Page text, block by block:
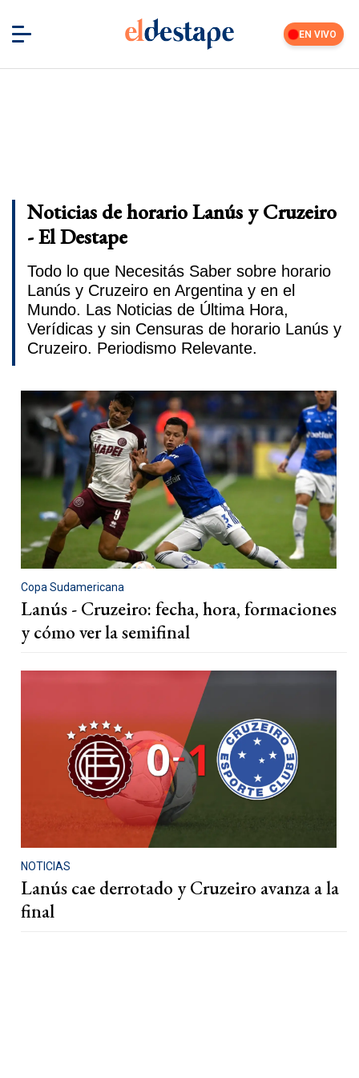
EN VIVO
Noticias de horario Lanús y Cruzeiro
- El Destape
Todo lo que Necesitás Saber sobre horario
Lanús y Cruzeiro en Argentina y en el
Mundo. Las Noticias de Última Hora,
Verídicas y sin Censuras de horario Lanús y
Cruzeiro. Periodismo Relevante.
Copa Sudamericana
Lanús - Cruzeiro: fecha, hora, formaciones
y cómo ver la semifinal
NOTICIAS
Lanús cae derrotado y Cruzeiro avanza a la
final